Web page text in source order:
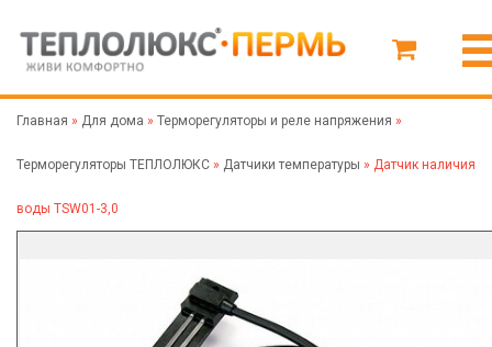
Главная » Для дома » Терморегуляторы и реле напряжения »
Терморегуляторы ТЕПЛОЛЮКС » Датчики температуры » Датчик наличия
воды TSW01-3,0